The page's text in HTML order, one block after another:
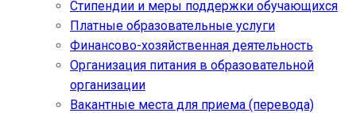
Стипендии и меры поддержки обучающихся
Платные образовательные услуги
Финансово-хозяйственная деятельность
Организация питания в образовательной
организации
Вакантные места для приема (перевода)